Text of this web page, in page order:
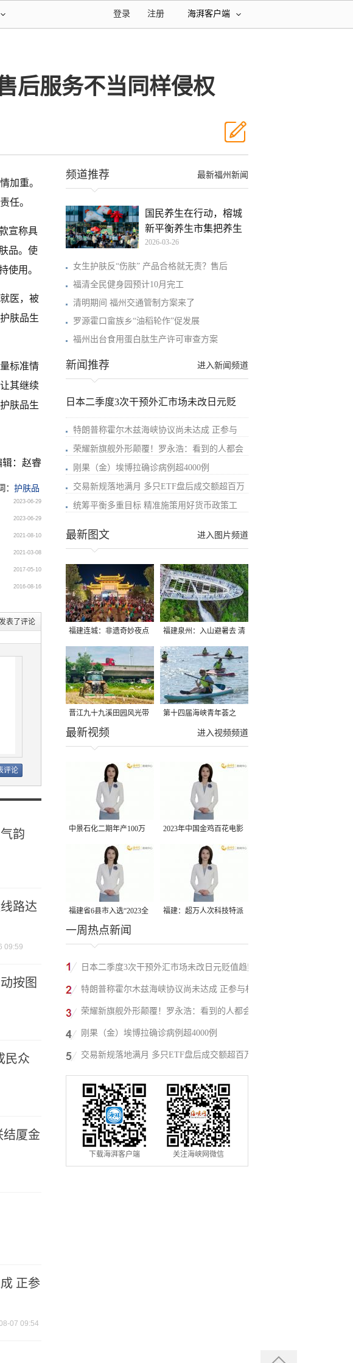
海湃客户端
注册
登录
后服务不当同样侵权
加重。
任。
宣称具
品。使
使用。
医，被
肤品生
标准情
其继续
肤品生
辑：赵睿
： 护肤品
2023-06-29
2023-06-29
2021-08-10
2021-03-08
2017-05-10
2016-08-16
表了评论
韵
路达
09:59
按图
民众
结厦金
正参
07 09:54
最新福州新闻
频道推荐
国民养生在行动，榕城
新平衡养生市集把养生
逛
2026-03-26
女生护肤反“伤肤” 产品合格就无责？售后
福清全民健身园预计10月完工
清明期间 福州交通管制方案来了
罗源霍口畲族乡“油稻轮作”促发展
福州出台食用蛋白肽生产许可审查方案
进入新闻频道
新闻推荐
日本二季度3次干预外汇市场未改日元贬
特朗普称霍尔木兹海峡协议尚未达成 正参与
荣耀新旗舰外形颠覆！罗永浩：看到的人都会
刚果（金）埃博拉确诊病例超4000例
交易新规落地满月 多只ETF盘后成交额超百万
统筹平衡多重目标 精准施策用好货币政策工
进入图片频道
最新图文
福建连城：非遗奇妙夜点
亮夏夜
福建泉州：入山避暑去 清
凉好惬意
晋江九十九溪田园风光带
千亩早稻迎来成熟收割季
第十四届海峡青年荟之
2026榕台青年大学生水上
进入视频频道
最新视频
中景石化二期年产100万
吨丙烷脱氢项目建成中交
2023年中国金鸡百花电影
节有福电影巡展31日启动
福建省6县市入选“2023全
国县域发展潜力百强县”
福建：超万人次科技特派
一周热点新闻
日本二季度3次干预外汇市场未改日元贬值趋势
特朗普称霍尔木兹海峡协议尚未达成 正参与相
关谈判
荣耀新旗舰外形颠覆！罗永浩：看到的人都会
吃惊
刚果（金）埃博拉确诊病例超4000例
交易新规落地满月 多只ETF盘后成交额超百万
元
下载海湃客户端 关注海峡网微信